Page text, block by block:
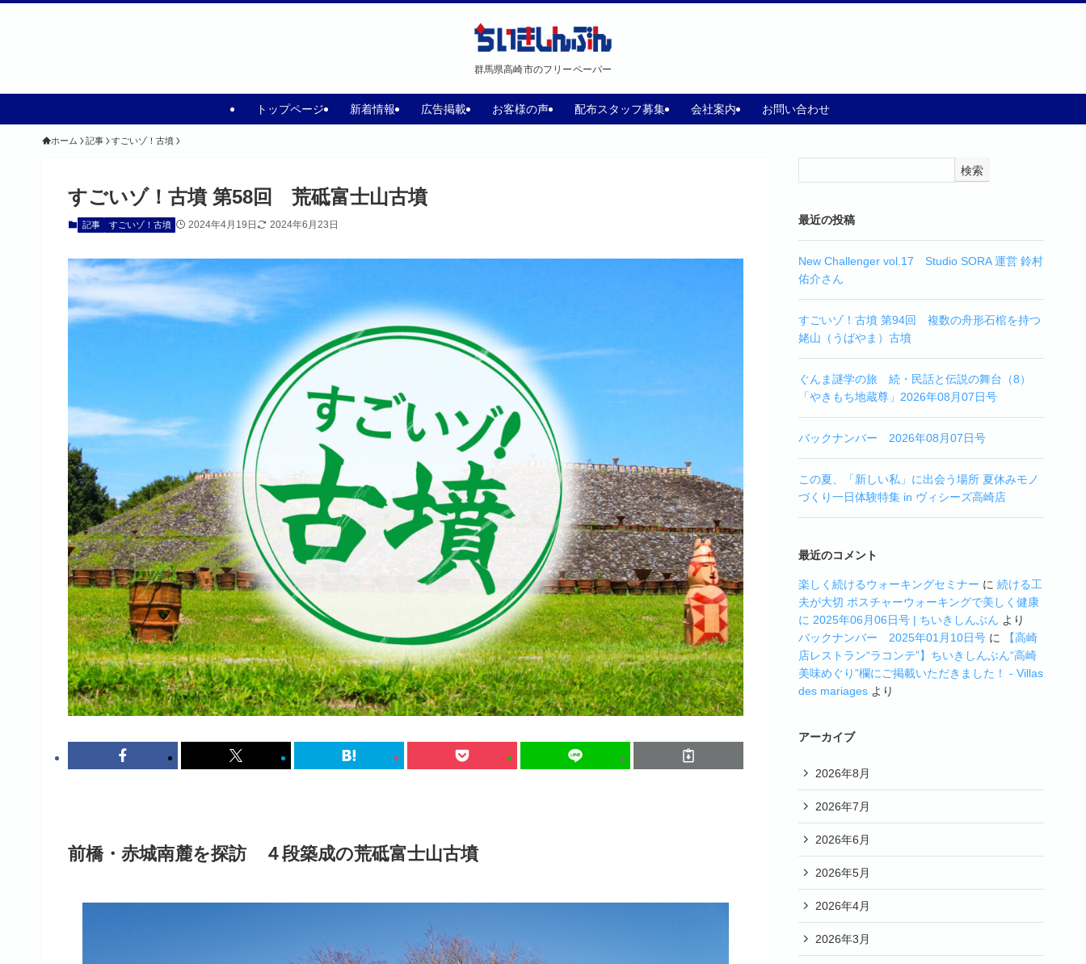
群馬県高崎市のフリーペーパー
トップページ 新着情報 広告掲載 お客様の声 配布スタッフ募集 会社案内 お問い合わせ
ホーム 記事 すごいゾ！古墳
すごいゾ！古墳 第58回 荒砥富士山古墳
記事 すごいゾ！古墳 2024年4月19日 2024年6月23日
前橋・赤城南麓を探訪 ４段築成の荒砥富士山古墳
検索
最近の投稿
New Challenger vol.17 Studio SORA 運営 鈴村
佑介さん
すごいゾ！古墳 第94回 複数の舟形石棺を持つ
姥山（うばやま）古墳
ぐんま謎学の旅 続・民話と伝説の舞台（8）
「やきもち地蔵尊」2026年08月07日号
バックナンバー 2026年08月07日号
この夏、「新しい私」に出会う場所 夏休みモノ
づくり一日体験特集 in ヴィシーズ高崎店
最近のコメント
楽しく続けるウォーキングセミナー に 続ける工
夫が大切 ポスチャーウォーキングで美しく健康
に 2025年06月06日号 | ちいきしんぶん より
バックナンバー 2025年01月10日号 に
【高崎
店レストラン“ラコンテ”】ちいきしんぶん“高崎
美味めぐり”欄にご掲載いただきました！ - Villas
des mariages より
アーカイブ
2026年8月
2026年7月
2026年6月
2026年5月
2026年4月
2026年3月